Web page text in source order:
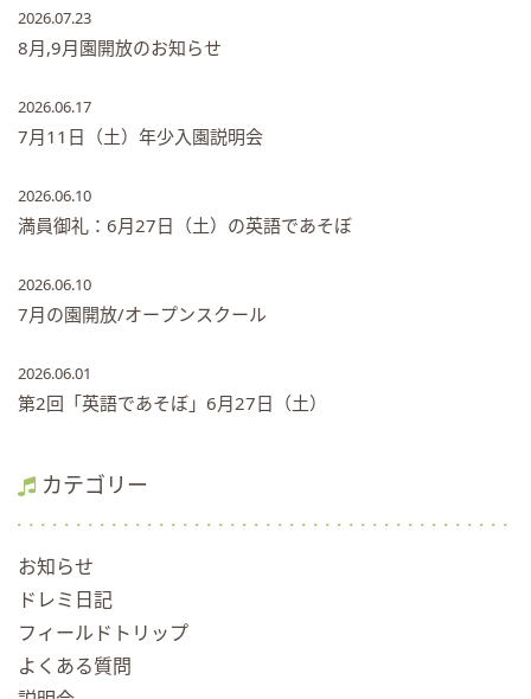
2026.07.23
8月,9月園開放のお知らせ
2026.06.17
7月11日（土）年少入園説明会
2026.06.10
満員御礼：6月27日（土）の英語であそぼ
2026.06.10
7月の園開放/オープンスクール
2026.06.01
第2回「英語であそぼ」6月27日（土）
カテゴリー
お知らせ
ドレミ日記
フィールドトリップ
よくある質問